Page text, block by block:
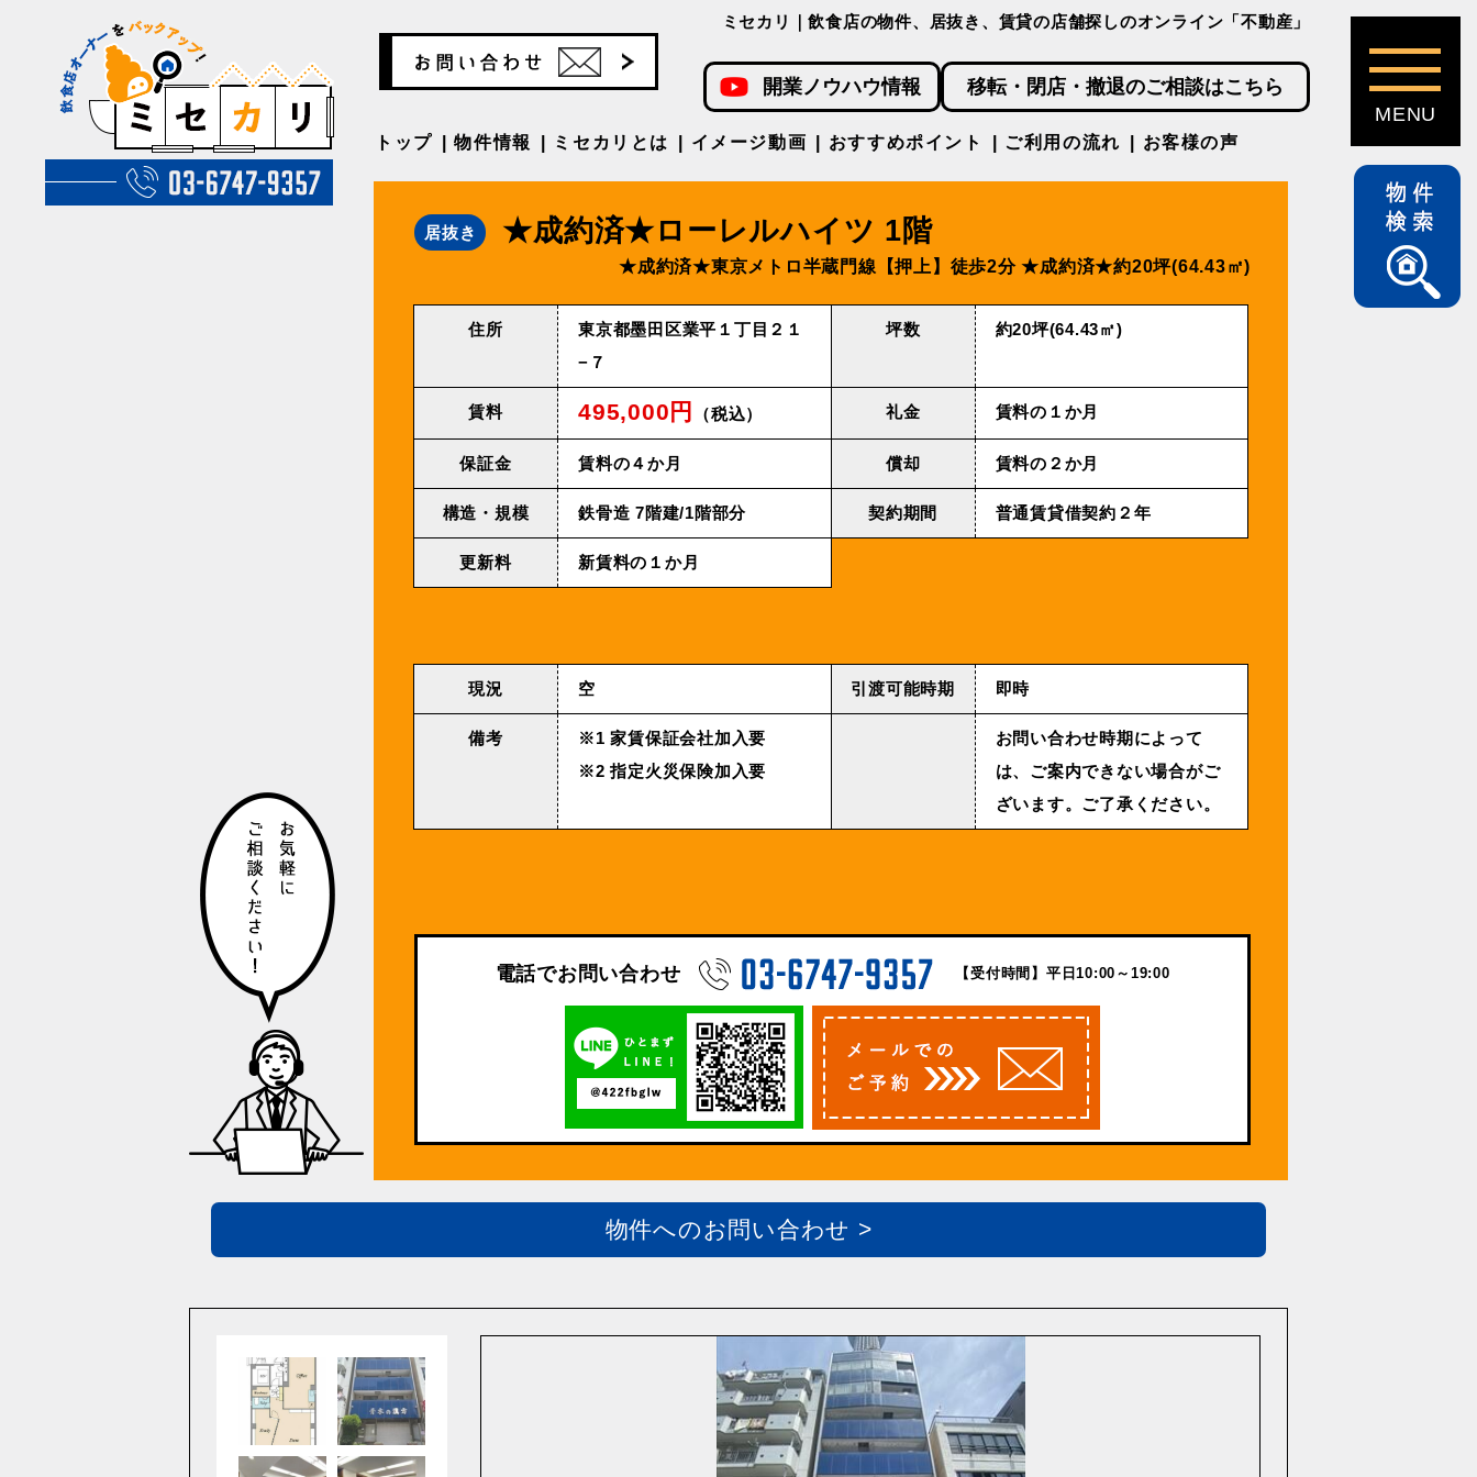
ミセカリ｜飲食店の物件、居抜き、賃貸の店舗探しのオンライン「不動産」
開業ノウハウ情報 移転・閉店・撤退のご相談はこちら
トップ 物件情報 ミセカリとは イメージ動画 おすすめポイント ご利用の流れ お客様の声
居抜き ★成約済★ローレルハイツ 1階
★成約済★東京メトロ半蔵⾨線【押上】徒歩2分 ★成約済★約20坪(64.43㎡)
住所
東京都墨田区業平１丁目２１
−７
坪数 約20坪(64.43㎡)
賃料 495,000円 （税込） 礼金 賃料の１か月
保証金 賃料の４か月 償却 賃料の２か月
構造・規模 鉄⾻造 7階建/1階部分 契約期間 普通賃貸借契約２年
更新料 新賃料の１か月
現況 空 引渡可能時期 即時
備考
※1 家賃保証会社加入要
※2 指定火災保険加入要
お問い合わせ時期によって
は、ご案内できない場合がご
ざいます。ご了承ください。
電話でお問い合わせ 【受付時間】平日10:00～19:00
物件へのお問い合わせ >